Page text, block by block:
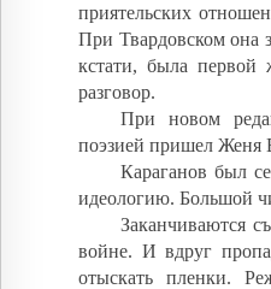
приятельских
При Твардовском она
кстати, была первой
разговор.
При новом
поэзией пришел Женя
Караганов был
идеологию. Большой
Заканчиваются
войне. И вдруг
отыскать пленки.